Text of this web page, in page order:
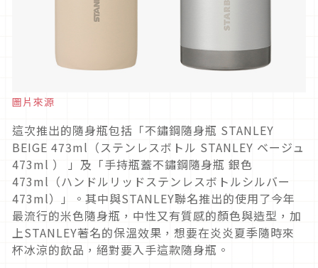
圖片來源
這次推出的隨身瓶包括「不鏽鋼隨身瓶 STANLEY
BEIGE 473ml（ステンレスボトル STANLEY ベージュ
473ml ） 」及「手持瓶蓋不鏽鋼隨身瓶 銀色
473ml（ハンドルリッドステンレスボトルシルバー
473ml）」。其中與STANLEY聯名推出的使用了今年
最流行的米色隨身瓶，中性又有質感的顏色與造型，加
上STANLEY著名的保溫效果，想要在炎炎夏季隨時來
杯冰涼的飲品，絕對要入手這款隨身瓶。